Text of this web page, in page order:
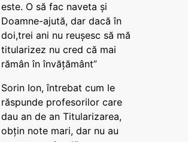
este. O să fac naveta și
Doamne-ajută, dar dacă în
doi,trei ani nu reușesc să mă
titularizez nu cred că mai
rămân în învățământ”
Sorin Ion, întrebat cum le
răspunde profesorilor care
dau an de an Titularizarea,
obțin note mari, dar nu au